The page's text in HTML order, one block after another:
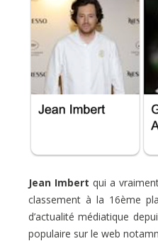
Jean Imbert qui a
classement à la 16ème
d’actualité médiatique
populaire sur le web